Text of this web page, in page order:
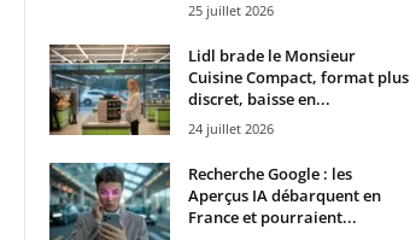
25 juillet 2026
Lidl brade le Monsieur
Cuisine Compact, format plus
discret, baisse en...
24 juillet 2026
Recherche Google : les
Aperçus IA débarquent en
France et pourraient...